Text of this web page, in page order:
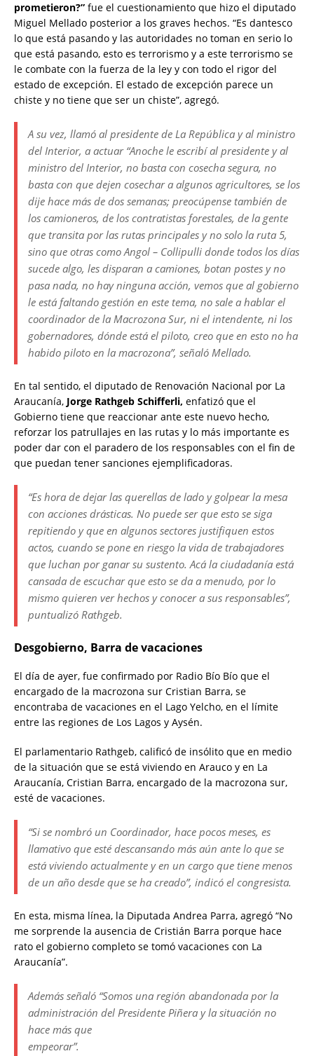
prometieron?” fue el cuestionamiento que hizo el diputado
Miguel Mellado posterior a los graves hechos. “Es dantesco
lo que está pasando y las autoridades no toman en serio lo
que está pasando, esto es terrorismo y a este terrorismo se
le combate con la fuerza de la ley y con todo el rigor del
estado de excepción. El estado de excepción parece un
chiste y no tiene que ser un chiste”, agregó.
A su vez, llamó al presidente de La República y al ministro
del Interior, a actuar “Anoche le escribí al presidente y al
ministro del Interior, no basta con cosecha segura, no
basta con que dejen cosechar a algunos agricultores, se los
dije hace más de dos semanas; preocúpense también de
los camioneros, de los contratistas forestales, de la gente
que transita por las rutas principales y no solo la ruta 5,
sino que otras como Angol – Collipulli donde todos los días
sucede algo, les disparan a camiones, botan postes y no
pasa nada, no hay ninguna acción, vemos que al gobierno
le está faltando gestión en este tema, no sale a hablar el
coordinador de la Macrozona Sur, ni el intendente, ni los
gobernadores, dónde está el piloto, creo que en esto no ha
habido piloto en la macrozona”, señaló Mellado.
En tal sentido, el diputado de Renovación Nacional por La
Araucanía, Jorge Rathgeb Schifferli, enfatizó que el
Gobierno tiene que reaccionar ante este nuevo hecho,
reforzar los patrullajes en las rutas y lo más importante es
poder dar con el paradero de los responsables con el fin de
que puedan tener sanciones ejemplificadoras.
“Es hora de dejar las querellas de lado y golpear la mesa
con acciones drásticas. No puede ser que esto se siga
repitiendo y que en algunos sectores justifiquen estos
actos, cuando se pone en riesgo la vida de trabajadores
que luchan por ganar su sustento. Acá la ciudadanía está
cansada de escuchar que esto se da a menudo, por lo
mismo quieren ver hechos y conocer a sus responsables”,
puntualizó Rathgeb.
Desgobierno, Barra de vacaciones
El día de ayer, fue confirmado por Radio Bío Bío que el
encargado de la macrozona sur Cristian Barra, se
encontraba de vacaciones en el Lago Yelcho, en el límite
entre las regiones de Los Lagos y Aysén.
El parlamentario Rathgeb, calificó de insólito que en medio
de la situación que se está viviendo en Arauco y en La
Araucanía, Cristian Barra, encargado de la macrozona sur,
esté de vacaciones.
“Si se nombró un Coordinador, hace pocos meses, es
llamativo que esté descansando más aún ante lo que se
está viviendo actualmente y en un cargo que tiene menos
de un año desde que se ha creado”, indicó el congresista.
En esta, misma línea, la Diputada Andrea Parra, agregó “No
me sorprende la ausencia de Cristián Barra porque hace
rato el gobierno completo se tomó vacaciones con La
Araucanía”.
Además señaló “Somos una región abandonada por la
administración del Presidente Piñera y la situación no
hace más que
empeorar”.